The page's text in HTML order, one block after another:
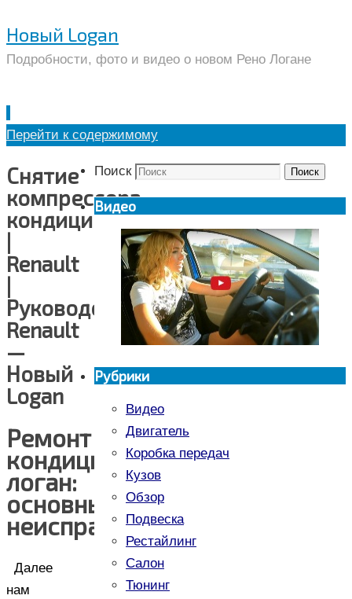
Новый Logan
Подробности, фото и видео о новом Рено Логане
Перейти к содержимому
Снятие
компрессора
кондиционера
Renault
Руководство
Renault
—
Новый
Logan
Ремонт
кондиционера
логан:
основные
неисправности
Далее
нам
Поиск Поиск
Видео
Рубрики
Видео
Двигатель
Коробка передач
Кузов
Обзор
Подвеска
Рестайлинг
Салон
Тюнинг